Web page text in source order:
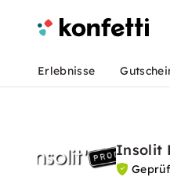
Erlebnisse
Insolit